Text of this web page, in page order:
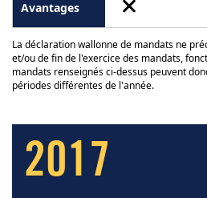
La déclaration wallonne de mandats ne
et/ou de fin de l'exercice des mandats,
mandats renseignés ci-dessus peuvent
périodes différentes de l'année.
2017